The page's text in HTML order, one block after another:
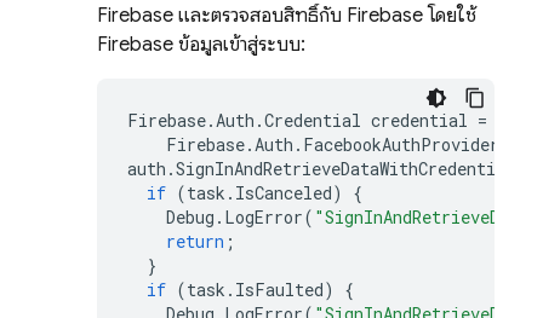
Firebase และตรวจสอบสิทธิ์กับ Firebase โดยใช้
Firebase ข้อมูลเข้าสู่ระบบ:
Firebase.Auth .Credential credential =
Firebase.Auth . FacebookAuthProvider
auth .
if (task . IsCanceled)
{
Debug . LogError(
return ;
}
if (task . IsFaulted)
{